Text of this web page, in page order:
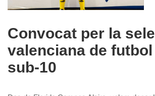
Convocat per la
valenciana de
sub-10